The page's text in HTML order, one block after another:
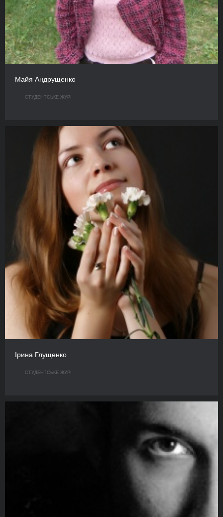
Майя Андрущенко
СТУДЕНТСЬКЕ ЖУРІ
Ірина Глущенко
СТУДЕНТСЬКЕ ЖУРІ